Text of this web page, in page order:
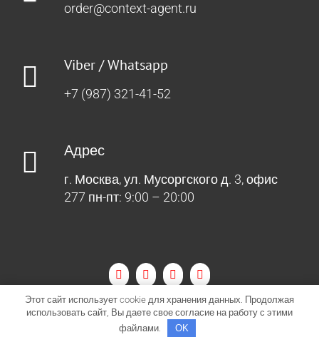
order@context-agent.ru
Viber / Whatsapp
+7 (987) 321-41-52
Адрес
г. Москва, ул. Мусоргского д. 3, офис
277 пн-пт: 9:00 – 20:00
2018-2023 Context-Agent.ru | Все права защищены |Политика
конфиденциальности| г. Москва, ул. Мусоргского д. 3
Этот сайт использует cookie для хранения данных. Продолжая
использовать сайт, Вы даете свое согласие на работу с этими
файлами.
OK